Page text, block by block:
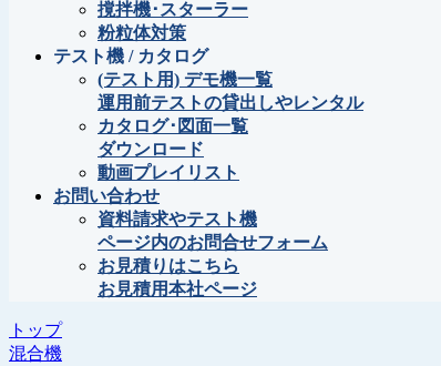
撹拌機･スターラー
粉粒体対策
テスト機 / カタログ
(テスト用) デモ機一覧
運用前テストの貸出しやレンタル
カタログ･図面一覧
ダウンロード
動画プレイリスト
お問い合わせ
資料請求やテスト機
ページ内のお問合せフォーム
お見積りはこちら
お見積用本社ページ
トップ
混合機